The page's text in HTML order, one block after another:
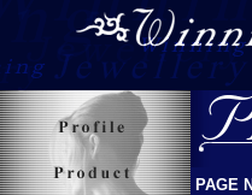
PAGE